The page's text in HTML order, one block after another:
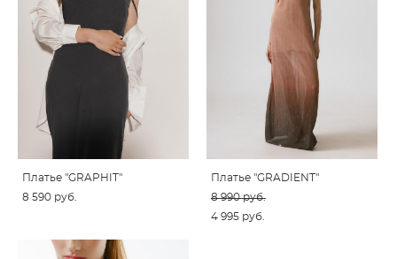
Платье "GRAPHIT"
8 590 pуб.
Платье "GRADIENT"
8 990 pуб.
4 995 pуб.